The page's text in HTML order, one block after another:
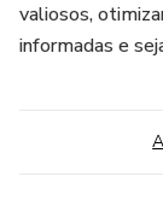
valiosos,
informadas e